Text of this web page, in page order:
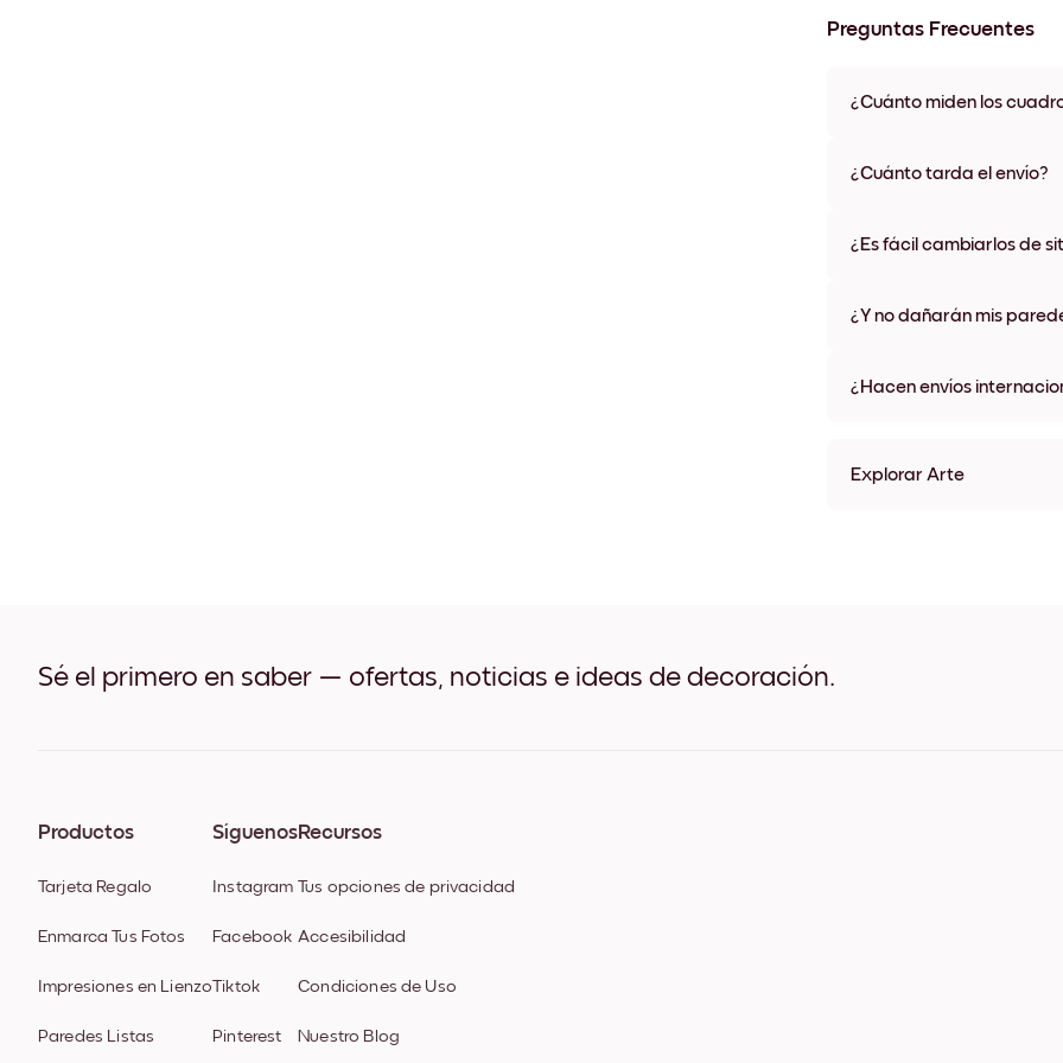
Preguntas Frecuentes
¿Cuánto miden los
materiales y colores de
¿Cuánto tarda el envío?
algunos países. Te
¿Es fácil cambiarlos de
¿Y no dañarán mis
¿Hacen envíos
Explorar Arte
Sé el primero en saber — ofertas, noticias e ideas de decoración.
Productos
Tarjeta Regalo
Enmarca Tus Fotos
Impresiones en Lienzo
Paredes Listas
Síguenos
Instagram
Facebook
Tiktok
Pinterest
Recursos
Tus opciones de privacidad
Accesibilidad
Condiciones de Uso
Nuestro Blog